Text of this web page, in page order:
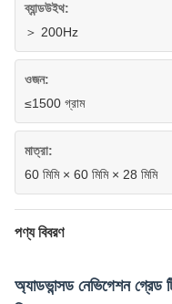
ব্যান্ডউইথ:
＞ 200Hz
ওজন:
≤1500 গ্রাম
মাত্রা:
60 মিমি × 60 মিমি × 28 মিমি
পণ্য বিবরণ
অ্যাডভান্সড নেভিগেশন